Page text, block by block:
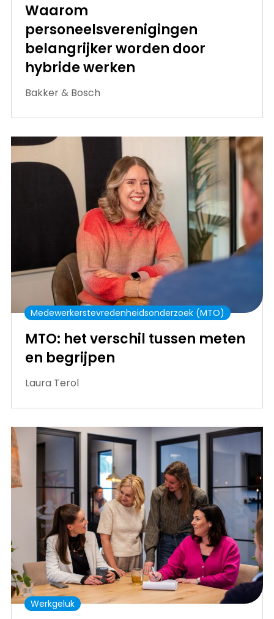
Waarom
personeelsverenigingen
belangrijker worden door
hybride werken
Bakker & Bosch
Medewerkerstevredenheidsonderzoek (MTO)
MTO: het verschil tussen meten
en begrijpen
Laura Terol
Werkgeluk